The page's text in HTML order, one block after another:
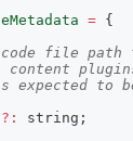
= {
file path
content
expected to
? : string ;